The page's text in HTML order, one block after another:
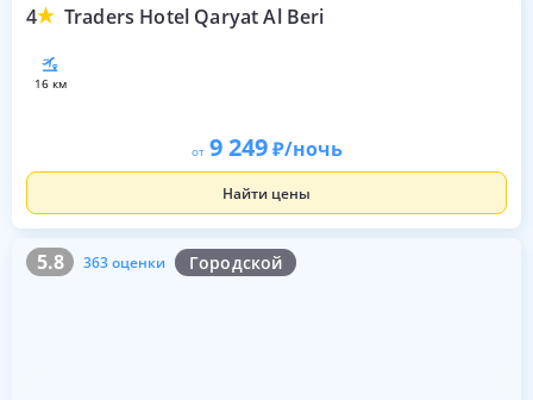
4 Traders Hotel Qaryat Al Beri
16 км
от 9 249 /ночь
Найти цены
5.8 363 оценки Городской
5.8 363 оценки